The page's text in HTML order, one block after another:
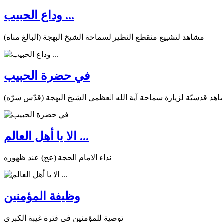
وداع الحبيب ...
مشاهد لتشييع منقطع النظير لسماحة الشيخ البهجة (البالغ مناه)
في حضرة الحبيب
قدسيّة لزيارة سماحة آية الله العظمى الشيخ البهجة (قدّس سرّه)
الا يا أهل العالم ...
نداء الامام الحجة (عج) عند ظهوره
وظيفة المؤمنين
توصية للمؤمنين في فترة غيبة الكبرى